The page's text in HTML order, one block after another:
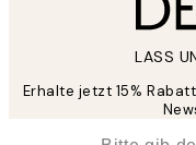
LASS
Erhalte jetzt 15%